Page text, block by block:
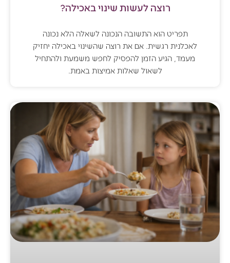
רוצה לעשות שינוי באכילה?
תפריט הוא התשובה הנכונה לשאלה הלא נכונה
לאכלנית רגשית. אם את רוצה שהשינוי באכילה יחזיק
מעמד, הגיע הזמן להפסיק לחפש משמעת ולהתחיל
לשאול שאלות אמיצות באמת.